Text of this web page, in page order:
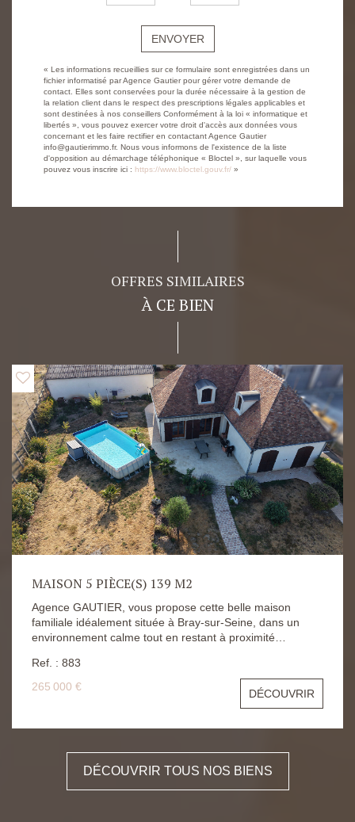
ENVOYER
« Les informations recueillies sur ce formulaire sont enregistrées dans un
fichier informatisé par Agence Gautier pour gérer votre demande de
contact. Elles sont conservées pour la durée nécessaire à la gestion de
la relation client dans le respect des prescriptions légales applicables et
sont destinées à nos conseillers Conformément à la loi « informatique et
libertés », vous pouvez exercer votre droit d'accès aux données vous
concernant et les faire rectifier en contactant Agence Gautier
info@gautierimmo.fr. Nous vous informons de l'existence de la liste
d'opposition au démarchage téléphonique « Bloctel », sur laquelle vous
pouvez vous inscrire ici : https://www.bloctel.gouv.fr/ »
OFFRES SIMILAIRES
À CE BIEN
MAISON 5 PIÈCE(S) 139 M2
Agence GAUTIER, vous propose cette belle maison
familiale idéalement située à Bray-sur-Seine, dans un
environnement calme tout en restant à proximité
accessibles à pied. Dès l'entrée, vous découvrirez une
habitation parfaitement entretenue, offrant environ 137 m²
habitables, pensée pour accueillir confortablement une
famille. Le vaste séjour lumineux d'environ 41 m²
constitue le véritable coeur de la maison. Ouvert sur une
convivialité. Le rez-de-chaussée dispose également de
deux chambres, d'une salle d'eau, d'un WC indépendant
Ref. : 883
265 000 €
DÉCOUVRIR
DÉCOUVRIR TOUS NOS BIENS